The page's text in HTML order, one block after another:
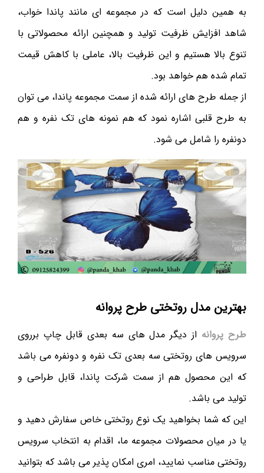
به همین دلیل است که در مجموعه ای مانند پاندا خواب،
شاهد افزایش ظرفیت تولید و همچنین ارائه محصولاتی با
تنوع بالا هستیم و این ظرفیت بالا، عاملی با کاهش قیمت
تمام شده هم خواهد بود.
از جمله طرح های ارائه شده از سمت مجموعه پاندا، می توان
به طرح قلبی اشاره نمود که هم نمونه های تک نفره و هم
دونفره را شامل می شود.
بهترین مدل روتختی طرح پروانه
طرح پروانه از دیگر مدل های سه بعدی قابل چاپ برروی
سرویس های روتختی سه بعدی تک نفره و دونفره می باشد
که این محصول هم از سمت شرکت پاندا، قابل طراحی و
تولید می باشد.
این که شما بخواهید یک نوع روتختی خاص سفارش دهید و
یا در میان محصولات مجموعه ما، اقدام به انتخاب سرویس
روتختی مناسب نمایید، امری امکان پذیر می باشد که بتوانید